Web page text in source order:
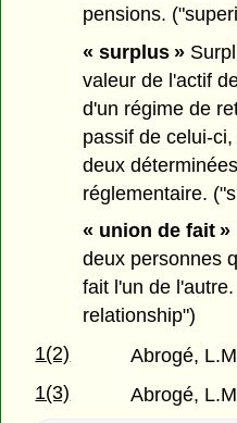
pensions.
« surplus »
valeur de l'actif
d'un régime de
passif de celui-
deux
réglementaire.
« union de fait »
deux personnes
fait l'un de
relationship")
1(2)
Abrogé,
1(3)
Abrogé,